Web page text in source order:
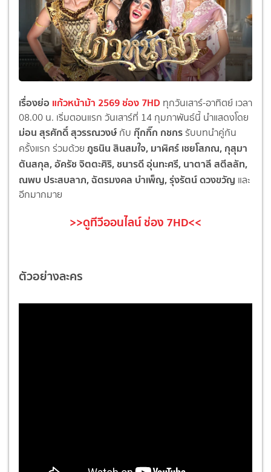
เรื่องย่อ แก้วหน้าม้า 2569 ช่อง 7HD ทุกวันเสาร์-อาทิตย์ เวลา
08.00 น. เริ่มตอนแรก วันเสาร์ที่ 14 กุมภาพันธ์นี้ นำแสดงโดย
ม่อน สุรศักดิ์ สุวรรณวงษ์กับ กุ๊กกิ๊ก กชกรรับบทนำคู่กัน
ครั้งแรก ร่วมด้วย ภูธนิน สินสมใจ, มาฬิศร์ เชยโสภณ, กุสุมา
ตันสกุล, อัครัช จิตตะศิริ, ชนารดี อุ่นทะศรี, นาตาลี สตีลลัท,
ณพบ ประสบลาภ, ฉัตรมงคล บำเพ็ญ, รุ่งรัตน์ ดวงขวัญ และ
อีกมากมาย
>>ดูทีวีออนไลน์ ช่อง 7HD<<
ตัวอย่างละคร